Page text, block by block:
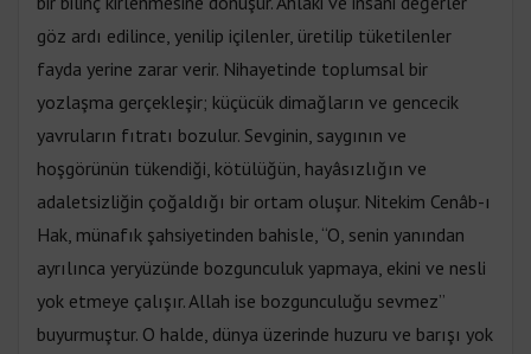
göz ardı edilince, yenilip içilenler, üretilip tüketilenler
fayda yerine zarar verir. Nihayetinde toplumsal bir
yozlaşma gerçekleşir; küçücük dimağların ve gencecik
yavruların fıtratı bozulur. Sevginin, saygının ve
hoşgörünün tükendiği, kötülüğün, hayâsızlığın ve
adaletsizliğin çoğaldığı bir ortam oluşur. Nitekim Cenâb-ı
Hak, münafık şahsiyetinden bahisle, “O, senin yanından
ayrılınca yeryüzünde bozgunculuk yapmaya, ekini ve nesli
yok etmeye çalışır. Allah ise bozgunculuğu sevmez”
buyurmuştur. O halde, dünya üzerinde huzuru ve barışı yok